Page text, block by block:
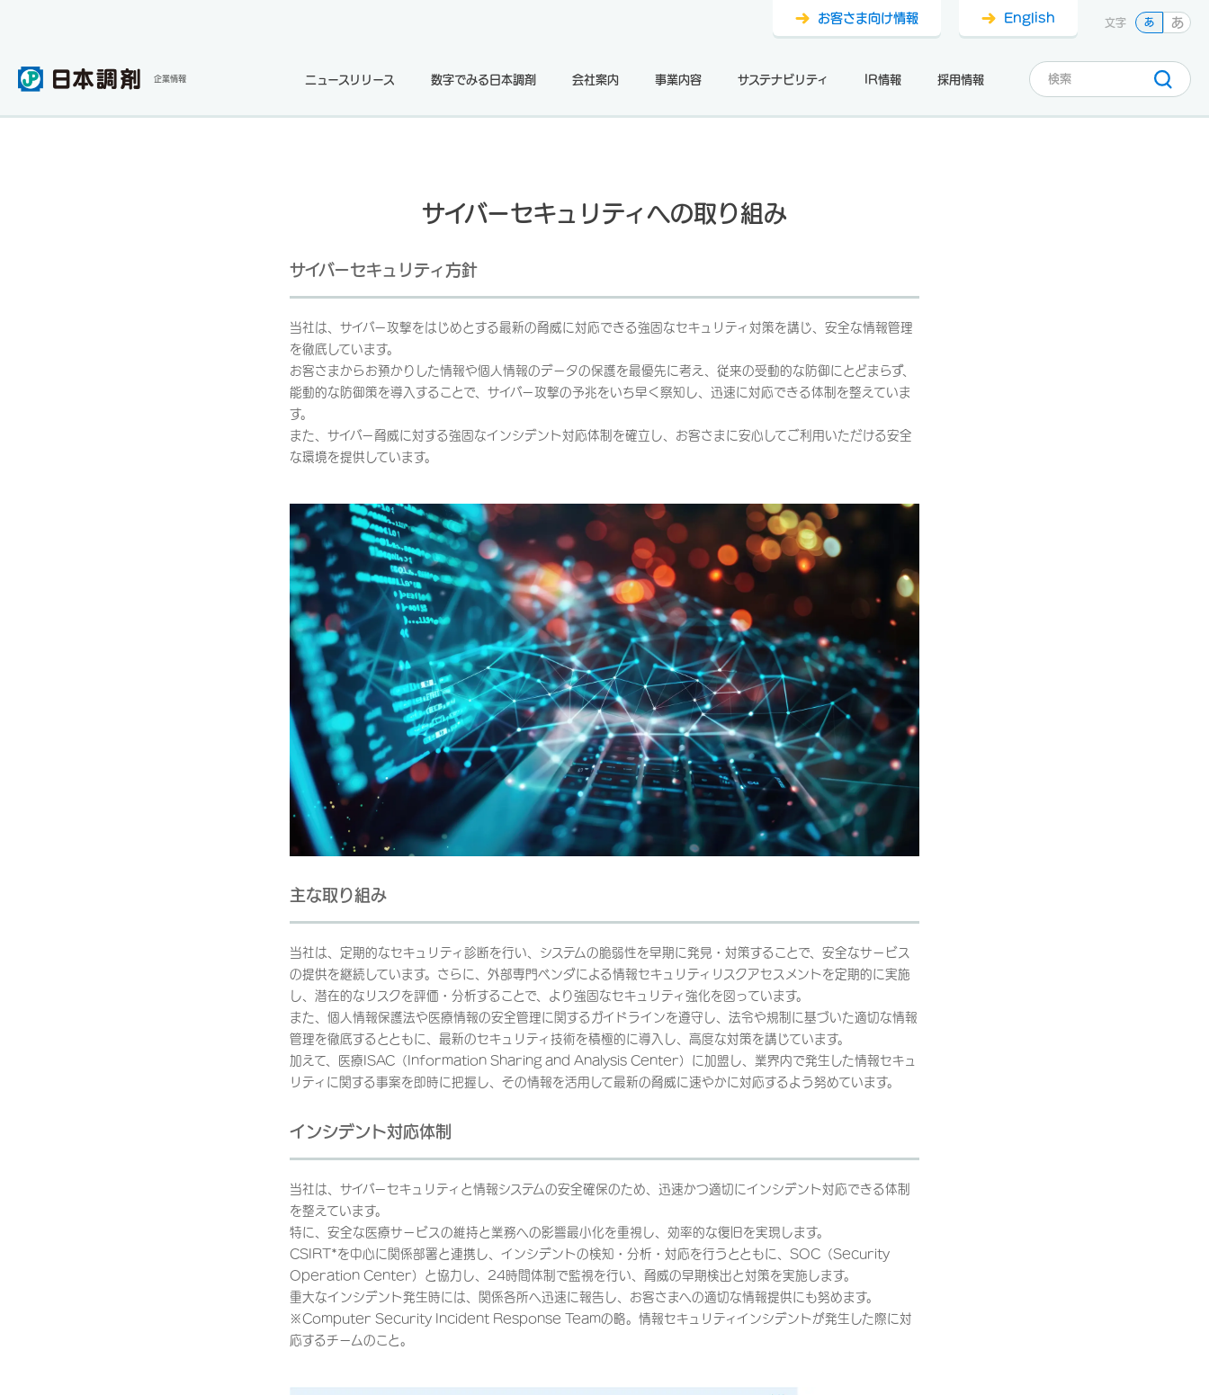
企業情報 ニュースリリース 数字でみる日本調剤 会社案内 事業内容 サステナビリティ IR情報 採用情報
お客さま向け情報 English 文字 あ あ
サイバーセキュリティへの取り組み
サイバーセキュリティ方針
当社は、サイバー攻撃をはじめとする最新の脅威に対応できる強固なセキュリティ対策を講じ、安全な情報管理
を徹底しています。
お客さまからお預かりした情報や個人情報のデータの保護を最優先に考え、従来の受動的な防御にとどまらず、
能動的な防御策を導入することで、サイバー攻撃の予兆をいち早く察知し、迅速に対応できる体制を整えていま
す。
また、サイバー脅威に対する強固なインシデント対応体制を確立し、お客さまに安心してご利用いただける安全
な環境を提供しています。
主な取り組み
当社は、定期的なセキュリティ診断を行い、システムの脆弱性を早期に発見・対策することで、安全なサービス
の提供を継続しています。さらに、外部専門ベンダによる情報セキュリティリスクアセスメントを定期的に実施
し、潜在的なリスクを評価・分析することで、より強固なセキュリティ強化を図っています。
また、個人情報保護法や医療情報の安全管理に関するガイドラインを遵守し、法令や規制に基づいた適切な情報
管理を徹底するとともに、最新のセキュリティ技術を積極的に導入し、高度な対策を講じています。
加えて、医療ISAC（Information Sharing and Analysis Center）に加盟し、業界内で発生した情報セキュ
リティに関する事案を即時に把握し、その情報を活用して最新の脅威に速やかに対応するよう努めています。
インシデント対応体制
当社は、サイバーセキュリティと情報システムの安全確保のため、迅速かつ適切にインシデント対応できる体制
を整えています。
特に、安全な医療サービスの維持と業務への影響最小化を重視し、効率的な復旧を実現します。
CSIRT*を中心に関係部署と連携し、インシデントの検知・分析・対応を行うとともに、SOC（Security
Operation Center）と協力し、24時間体制で監視を行い、脅威の早期検出と対策を実施します。
重大なインシデント発生時には、関係各所へ迅速に報告し、お客さまへの適切な情報提供にも努めます。
※Computer Security Incident Response Teamの略。情報セキュリティインシデントが発生した際に対
応するチームのこと。